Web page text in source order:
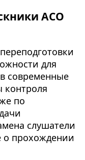
АСО
для
современные
контроля
по
слушатели
о прохождении